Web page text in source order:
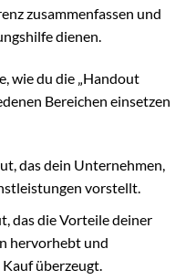
zusammenfassen und
dienen.
wie du die „Handout
Bereichen einsetzen
das dein Unternehmen,
vorstellt.
das die Vorteile deiner
hervorhebt und
überzeugt.